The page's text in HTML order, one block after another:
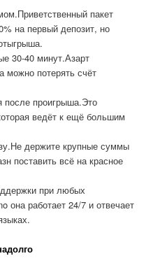
пакет
на первый депозит, но
30-40 минут.Азарт
можно потерять счёт
после проигрыша.Это
ведёт к ещё большим
держите крупные суммы
поставить всё на красное
при любых
она работает 24/7 и отвечает